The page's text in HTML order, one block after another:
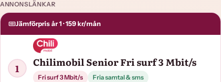
ANNONSLÄNKAR
Jämförpris år 1 · 159 kr/mån
1 Chilimobil Senior Fri surf 3 Mbit/s
Fri surf 3 Mbit/s
Fria samtal & sms